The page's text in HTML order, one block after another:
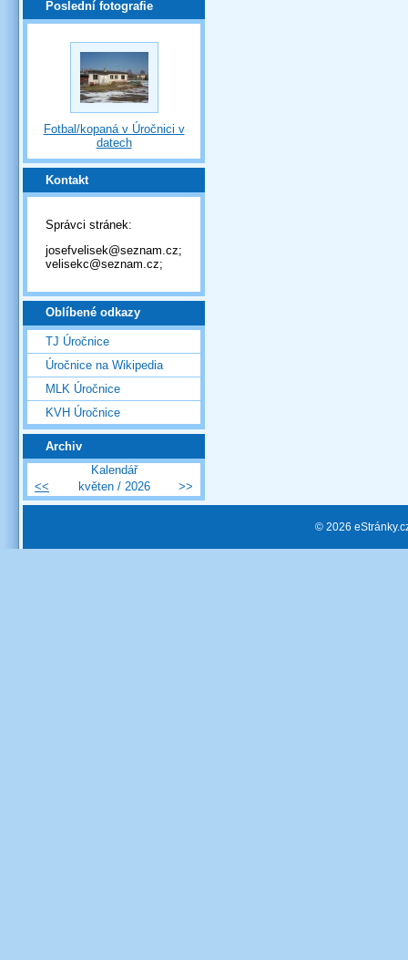
Poslední fotografie
Fotbal/kopaná v Úročnici v
datech
Kontakt
Správci stránek:
josefvelisek@seznam.cz;
velisekc@seznam.cz;
Oblíbené odkazy
TJ Úročnice
Úročnice na Wikipedia
MLK Úročnice
KVH Úročnice
Archiv
Kalendář
<<
květen / 2026 >>
© 2026